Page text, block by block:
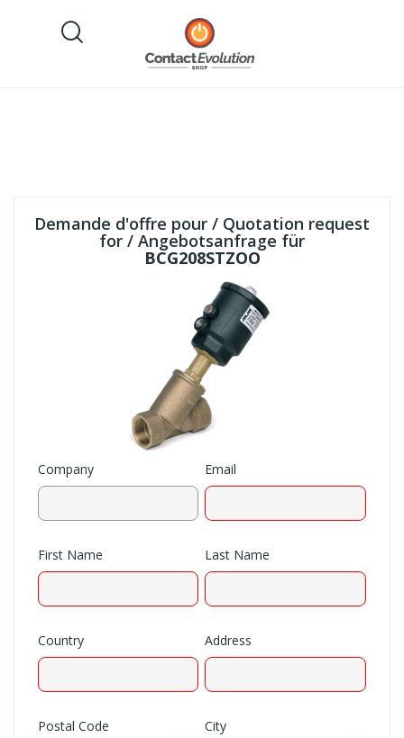
Demande d'offre pour / Quotation request
for / Angebotsanfrage für
BCG208STZOO
Company Email
First Name Last Name
Country Address
Postal Code City